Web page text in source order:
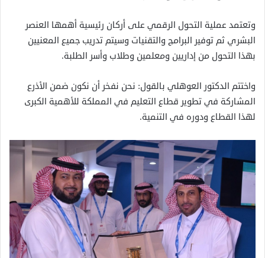
وتعتمد عملية التحول الرقمي على أركان رئيسية أهمها العنصر
البشري ثم توفير البرامج والتقنيات وسيتم تدريب جميع المعنيين
بهذا التحول من إداريين ومعلمين وطلاب وأسر الطلبة.
واختتم الدكتور العوهلي بالقول: نحن نفخر أن نكون ضمن الأذرع
المشاركة في تطوير قطاع التعليم في المملكة للأهمية الكبرى
لهذا القطاع ودوره في التنمية.